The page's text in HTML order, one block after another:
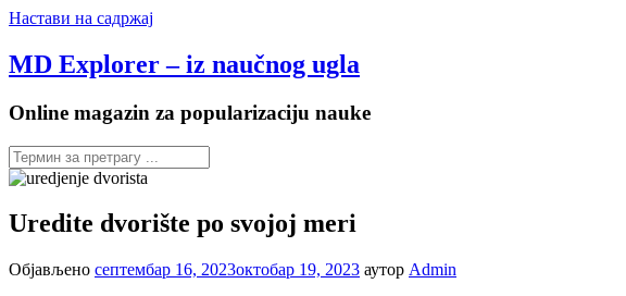
Настави на садржај
MD Explorer – iz naučnog ugla
Online magazin za popularizaciju nauke
Uredite dvorište po svojoj meri
Објављено септембар 16, 2023октобар 19, 2023 аутор Admin